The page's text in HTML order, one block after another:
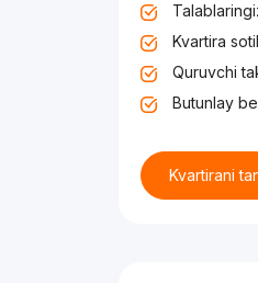
Kvartira
Quruvchi
Butunlay
Kvartirani